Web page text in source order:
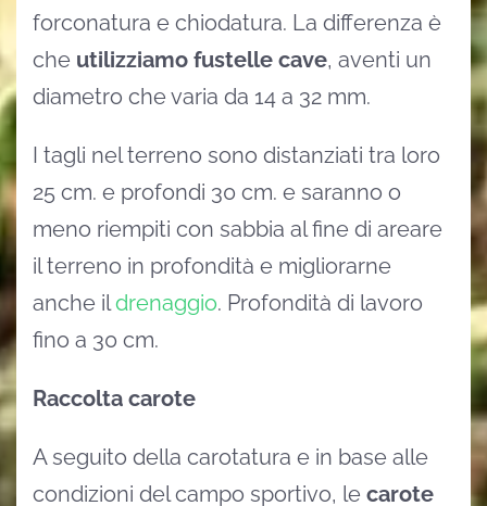
forconatura e chiodatura. La differenza è
che utilizziamo fustelle cave, aventi un
diametro che varia da 14 a 32 mm.
I tagli nel terreno sono distanziati tra loro
25 cm. e profondi 30 cm. e saranno o
meno riempiti con sabbia al fine di areare
il terreno in profondità e migliorarne
anche ildrenaggio. Profondità di lavoro
fino a 30 cm.
Raccolta carote
A seguito della carotatura e in base alle
condizioni del campo sportivo, le carote